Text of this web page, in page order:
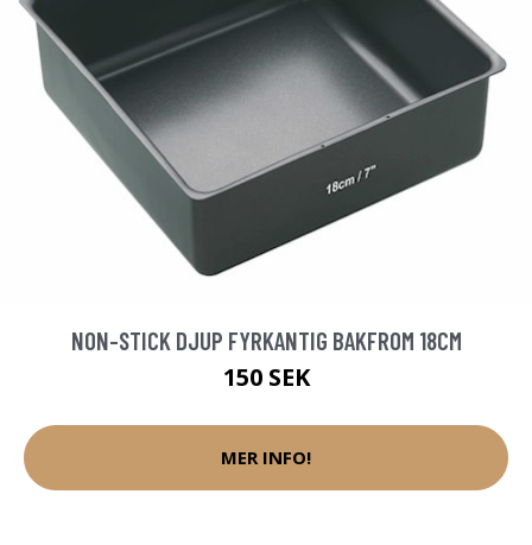
NON-STICK DJUP FYRKANTIG BAKFROM 18CM
150 SEK
MER INFO!